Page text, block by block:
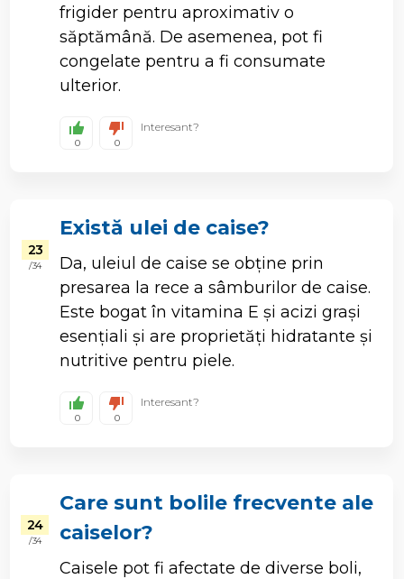
frigider pentru aproximativ o
săptămână. De asemenea, pot fi
congelate pentru a fi consumate
ulterior.
0 0
Interesant?
23
/ 34
Există ulei de caise?
Da, uleiul de caise se obține prin
presarea la rece a sâmburilor de caise.
Este bogat în vitamina E și acizi grași
esențiali și are proprietăți hidratante și
nutritive pentru piele.
0 0
Interesant?
24
/ 34
Care sunt bolile frecvente ale
caiselor?
Caisele pot fi afectate de diverse boli,